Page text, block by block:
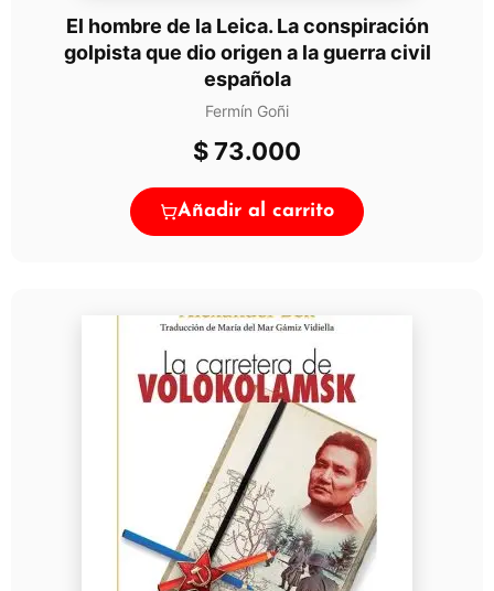
El hombre de la Leica. La conspiración
golpista que dio origen a la guerra civil
española
Fermín Goñi
$73.000
Añadir al carrito